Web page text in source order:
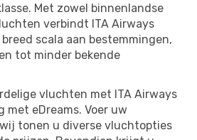
Met zowel binnenlandse
verbindt ITA Airways
scala aan bestemmingen,
tot minder bekende
vluchten met ITA Airways
met eDreams. Voer uw
tonen u diverse vluchtopties